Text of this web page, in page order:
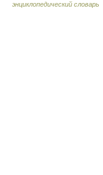
энциклопедический словарь